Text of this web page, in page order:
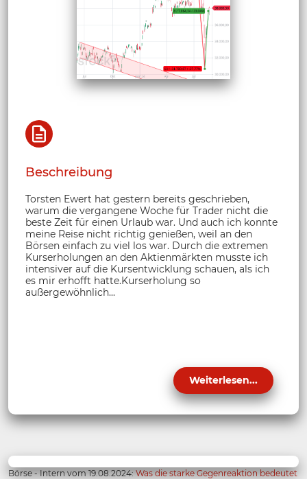
Beschreibung
Torsten Ewert hat gestern bereits geschrieben,
warum die vergangene Woche für Trader nicht die
beste Zeit für einen Urlaub war. Und auch ich konnte
meine Reise nicht richtig genießen, weil an den
Börsen einfach zu viel los war. Durch die extremen
Kurserholungen an den Aktienmärkten musste ich
intensiver auf die Kursentwicklung schauen, als ich
es mir erhofft hatte.Kurserholung so
außergewöhnlich...
Weiterlesen...
Börse - Intern vom 19.08.2024:Was die starke Gegenreaktion bedeutet